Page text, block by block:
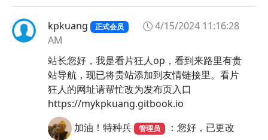
kpkuang 正式会员
4/15/2024 11:16:28
AM
站长您好，我是看片狂人op，看到来路里有贵
站导航，现已将贵站添加到友情链接里。看片
狂人的网址请帮忙改为发布页入口
https://mykpkuang.gitbook.io
加油！特种兵
管理员
：您好，已更改